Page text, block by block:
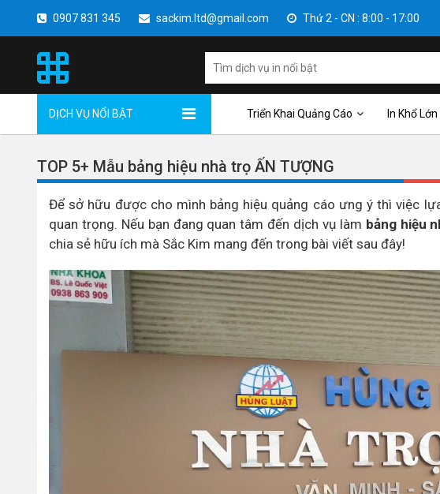
0907 831 345 sackim.ltd@gmail.com Thứ 2 - CN : 8:00 - 17:00
DỊCH VỤ NỔI BẬT Triển Khai Quảng Cáo In Khổ Lớn
TOP 5+ Mẫu bảng hiệu nhà trọ ẤN TƯỢNG
Để sở hữu được cho mình bảng hiệu quảng cáo ưng ý thì việc
quan trọng. Nếu bạn đang quan tâm đến dịch vụ làm bảng hiệu
chia sẻ hữu ích mà Sắc Kim mang đến trong bài viết sau đây!